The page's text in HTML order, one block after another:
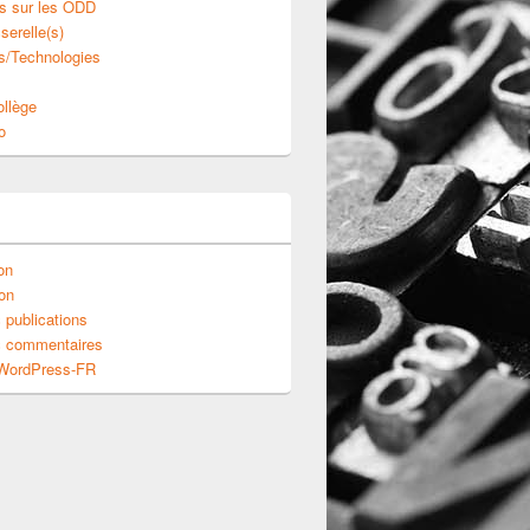
sur les ODD
Technologies
publications
commentaires
FR